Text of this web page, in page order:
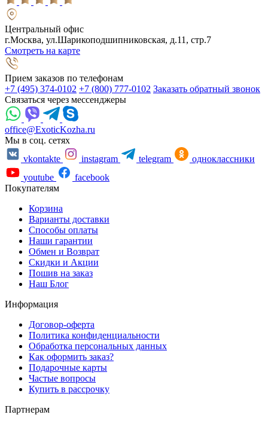
Центральный офис
г.Москва, ул.Шарикоподшипниковская, д.11, стр.7
Смотреть на карте
Прием заказов по телефонам
+7 (495) 374-0102 +7 (800) 777-0102 Заказать обратный звонок
Связаться через мессенджеры
office@ExoticKozha.ru
Мы в соц. сетях
vkontakte
instagram telegram
одноклассники
youtube
facebook
Покупателям
Корзина
Варианты доставки
Способы оплаты
Наши гарантии
Обмен и Возврат
Скидки и Акции
Пошив на заказ
Наш Блог
Информация
Договор-оферта
Политика конфиденциальности
Обработка персональных данных
Как оформить заказ?
Подарочные карты
Частые вопросы
Купить в рассрочку
Партнерам